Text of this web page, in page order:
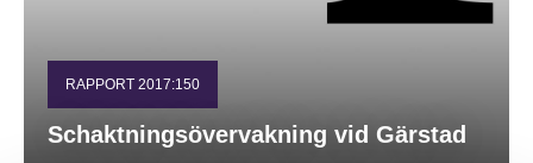
RAPPORT 2017:150
Schaktningsövervakning vid Gärstad